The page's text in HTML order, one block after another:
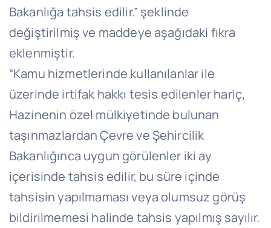
Bakanlığa tahsis edilir.” şeklinde
değiştirilmiş ve maddeye aşağıdaki fıkra
eklenmiştir.
“Kamu hizmetlerinde kullanılanlar ile
üzerinde irtifak hakkı tesis edilenler hariç,
Hazinenin özel mülkiyetinde bulunan
taşınmazlardan Çevre ve Şehircilik
Bakanlığınca uygun görülenler iki ay
içerisinde tahsis edilir, bu süre içinde
tahsisin yapılmaması veya olumsuz görüş
bildirilmemesi halinde tahsis yapılmış sayılır.